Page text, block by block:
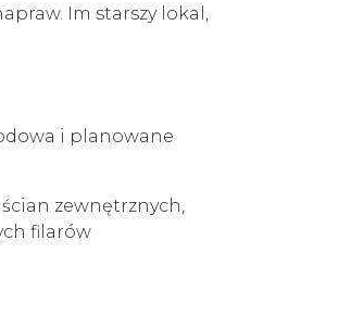
Im starszy lokal,
i planowane
zewnętrznych,
filarów